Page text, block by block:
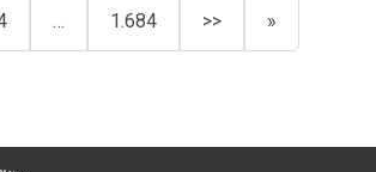
… 1.684 >> »